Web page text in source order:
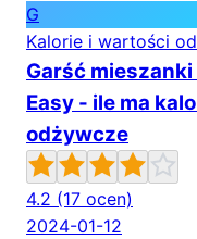
G
Kalorie i wartości
Garść mieszanki
Easy - ile ma
odżywcze
4.2 (17 ocen)
2024-01-12